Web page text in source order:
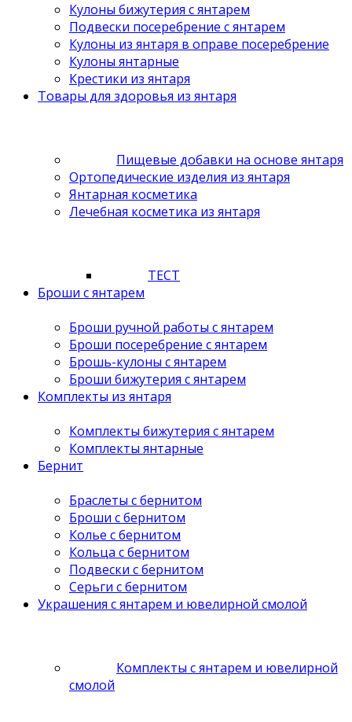
Кулоны бижутерия с янтарем
Подвески посеребрение с янтарем
Кулоны из янтаря в оправе посеребрение
Кулоны янтарные
Крестики из янтаря
Товары для здоровья из янтаря
Пищевые добавки на основе янтаря
Ортопедические изделия из янтаря
Янтарная косметика
Лечебная косметика из янтаря
ТЕСТ
Броши с янтарем
Броши ручной работы с янтарем
Броши посеребрение с янтарем
Брошь-кулоны с янтарем
Броши бижутерия с янтарем
Комплекты из янтаря
Комплекты бижутерия с янтарем
Комплекты янтарные
Бернит
Браслеты с бернитом
Броши с бернитом
Колье с бернитом
Кольца с бернитом
Подвески с бернитом
Серьги с бернитом
Украшения с янтарем и ювелирной смолой
Комплекты с янтарем и ювелирной
смолой